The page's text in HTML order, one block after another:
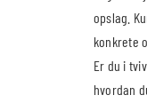
opslag.
konkrete
Er du i
hvordan